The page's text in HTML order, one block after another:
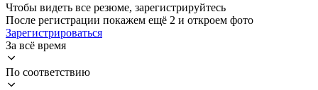
Чтобы видеть все резюме, зарегистрируйтесь
После регистрации покажем ещё 2 и откроем фото
Зарегистрироваться
За всё время
По соответствию